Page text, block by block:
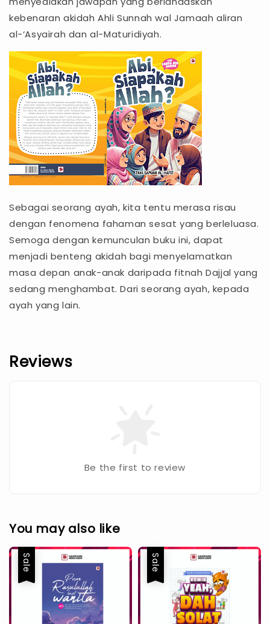
kebenaran akidah Ahli Sunnah wal Jamaah aliran
al-‘Asyairah dan al-Maturidiyah.
Sebagai seorang ayah, kita tentu merasa risau
dengan fenomena fahaman sesat yang berleluasa.
Semoga dengan kemunculan buku ini, dapat
menjadi benteng akidah bagi menyelamatkan
masa depan anak-anak daripada fitnah Dajjal yang
sedang menghambat. Dari seorang ayah, kepada
ayah yang lain.
Reviews
Be the first to review
You may also like
Sale Sale